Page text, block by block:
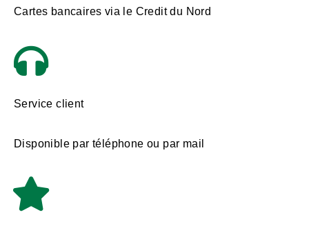
Cartes bancaires via le Credit du Nord
Service client
Disponible par téléphone ou par mail